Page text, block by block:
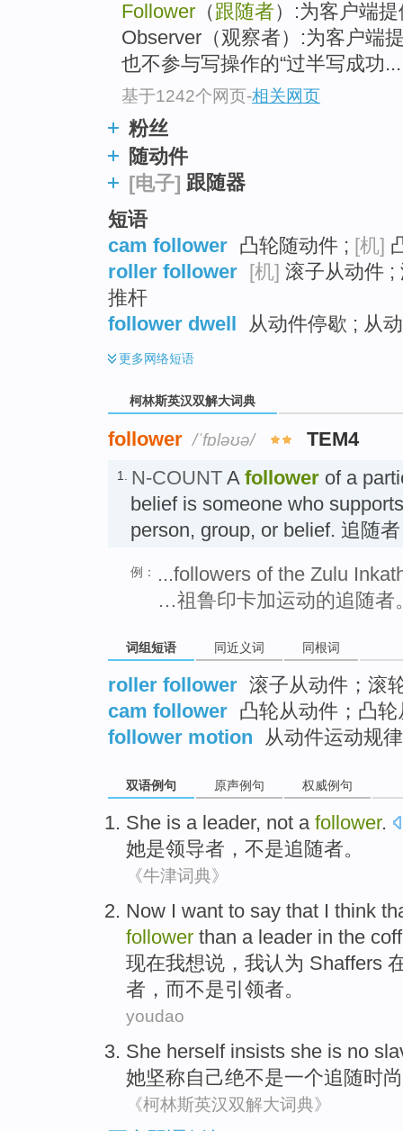
Follower （跟随者）:为客户端
Observer（观察者）:为客户端
也不参与写操作的“过半写成功...
基于1242个网页-相关网页
粉丝
随动件
[电子] 跟随器
短语
cam follower 凸轮随动件 ; [机]
roller follower [机] 滚子从动件 ;
推杆
follower dwell
从动件停歇 ; 从
更多网络短语
柯林斯英汉双解大词典
follower /ˈfɒləʊə/ TEM4
1. N-COUNT A follower of a
belief is someone who
person, group, or belief. 追随者
例：
...followers of the Zulu
…祖鲁印卡加运动的追随者
词组短语 同近义词 同根词
roller follower 滚子从动件；滚
cam follower 凸轮从动件；凸
follower motion
从动件运动规
双语例句 原声例句 权威例句
She is a leader, not a follower.
她是领导者 ， 不是追随者。
《牛津词典》
Now I want to say that I think
follower than a leader in the
现在我想说 ，我认为 Shaffers
者 ， 而不是引领者。
youdao
She herself insists she is no
她坚称自己绝不是一个追随时尚
《柯林斯英汉双解大词典》